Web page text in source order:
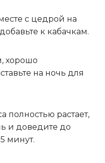
с цедрой на
к кабачкам.
хорошо
на ночь для
полностью растает,
и доведите до
минут.